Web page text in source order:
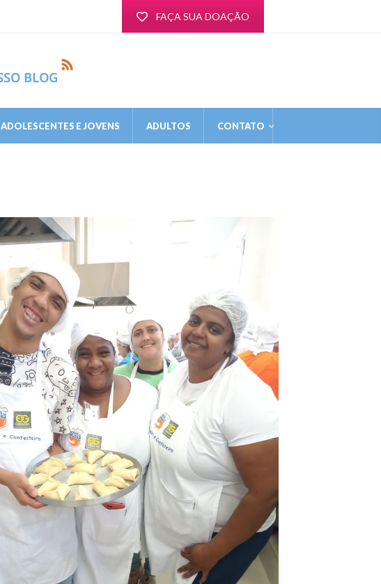
FAÇA SUA DOAÇÃO
ADOLESCENTES E JOVENS ADULTOS CONTATO